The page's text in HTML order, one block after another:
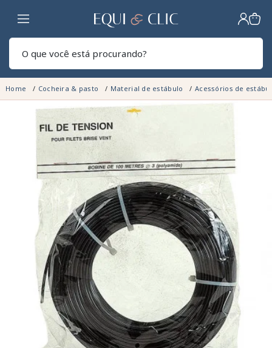
Lar
Home Cocheira & pasto Material de estábulo Acessórios de